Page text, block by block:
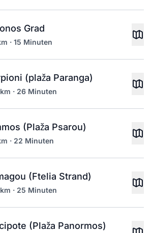
Grad
· 15 Minuten
(plaža Paranga)
· 26 Minuten
(Plaža Psarou)
· 22 Minuten
(Ftelia Strand)
· 25 Minuten
(Plaža Panormos)